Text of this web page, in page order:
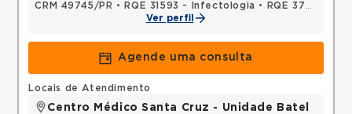
CRM 49745/PR • RQE 31593 - Infectologia •
RQE 37928 - Medicina do tráfego
Ver perfil
Agende uma consulta
Locais de Atendimento
Centro Médico Santa Cruz - Unidade Batel